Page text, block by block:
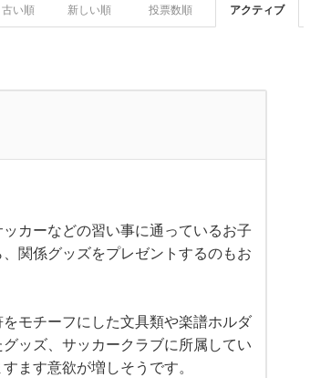
アクティブ
投票数順
新しい順
古い順
カーなどの習い事に通っているお子
関係グッズをプレゼントするのもお
モチーフにした文具類や楽譜ホルダ
ッズ、サッカークラブに所属してい
ます意欲が増しそうです。